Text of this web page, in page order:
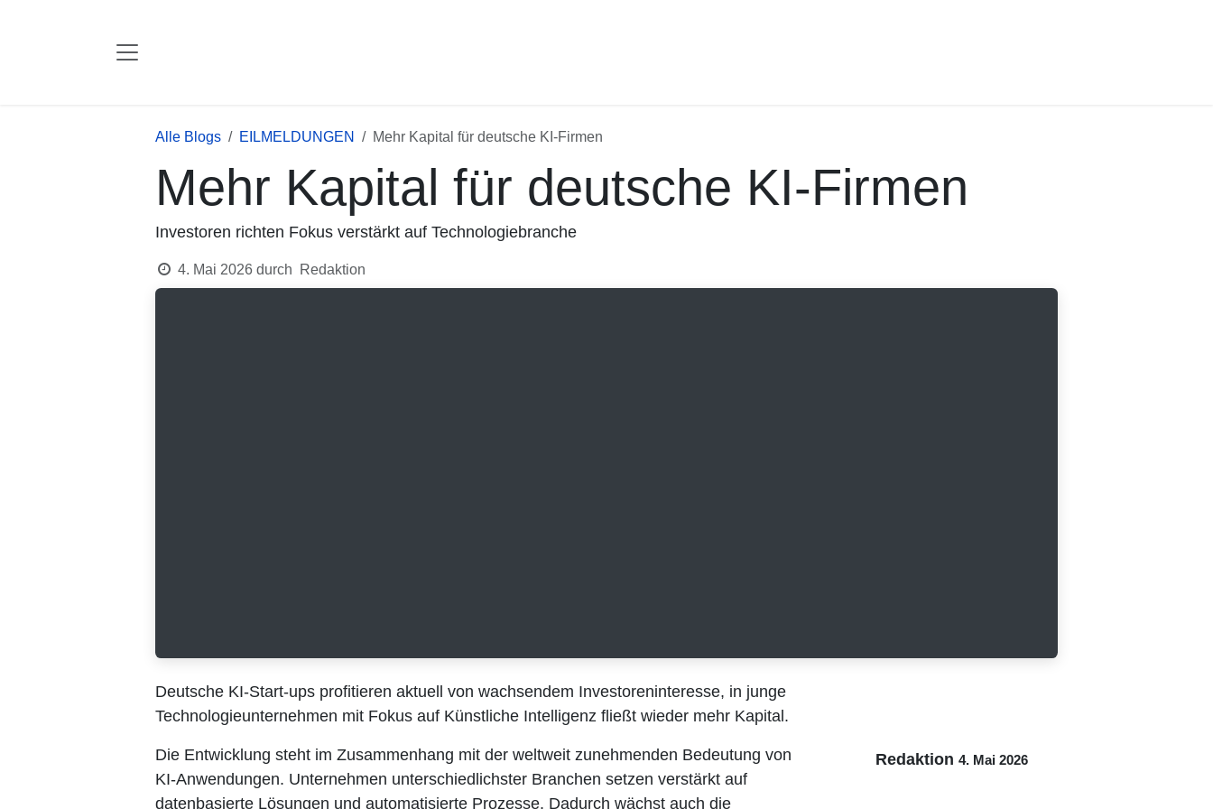
Alle Blogs EILMELDUNGEN Mehr Kapital für deutsche KI-Firmen
Mehr Kapital für deutsche KI-Firmen
Investoren richten Fokus verstärkt auf Technologiebranche
4. Mai 2026 durch Redaktion
Deutsche KI-Start-ups profitieren aktuell von wachsendem Investoreninteresse, in junge
Technologieunternehmen mit Fokus auf Künstliche Intelligenz fließt wieder mehr Kapital.
Die Entwicklung steht im Zusammenhang mit der weltweit zunehmenden Bedeutung von KI-
Anwendungen. Unternehmen unterschiedlichster Branchen setzen verstärkt auf
datenbasierte Lösungen und automatisierte Prozesse. Dadurch wächst auch die Nachfrage
Redaktion 4. Mai 2026